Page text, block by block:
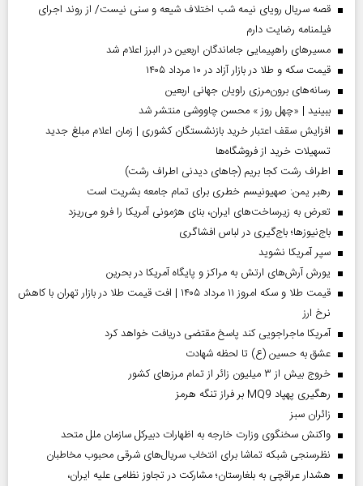
قصه سریال رویای نیمه شب اختلاف شیعه و سنی نیست/ از روند اجرای
فیلمنامه رضایت دارم
مسیر‌های راهپیمایی جاماندگان اربعین در البرز اعلام شد
قیمت سکه و طلا در بازار آزاد در ۱۰ مرداد ۱۴۰۵
رسانه‌های برون‌مرزی راویان جهانی اربعین
ببینید | «چهل روز » محسن چاووشی منتشر شد
افزایش سقف اعتبار خرید بازنشستگان کشوری | زمان اعلام مبلغ جدید
تسهیلات خرید از فروشگاه‌ها
اطراف رشت کجا بریم (جاهای دیدنی اطراف رشت)
رهبر یمن: صهیونیسم خطری برای تمام جامعه بشریت است
تعرض به زیرساخت‌های ایران، بنای هژمونی آمریکا را فرو می‌ریزد
باج‌نیوزها؛ باج‌گیری در لباس افشاگری
سپر آمریکا نشوید
یورش آرش‌های ارتش به مراکز و پایگاه‌ آمریکا در بحرین
قیمت طلا و سکه امروز ۱۱ مرداد ۱۴۰۵ | افت قیمت طلا در بازار تهران با کاهش
نرخ ارز
آمریکا ماجراجویی کند پاسخ مقتضی دریافت خواهد کرد
عشق به حسین (ع) تا لحظه شهادت
خروج بیش از ۳ میلیون زائر از تمام مرز‌های کشور
رهگیری پهپاد MQ9 بر فراز تنگه هرمز
‌زائران سبز
واکنش سخنگوی وزارت خارجه به اظهارات دبیرکل سازمان ملل متحد
نظرسنجی شبکه تماشا برای انتخاب سریال‌های شرقی محبوب مخاطبان
هشدار عراقچی به بلغارستان؛ مشارکت در تجاوز نظامی علیه ایران،